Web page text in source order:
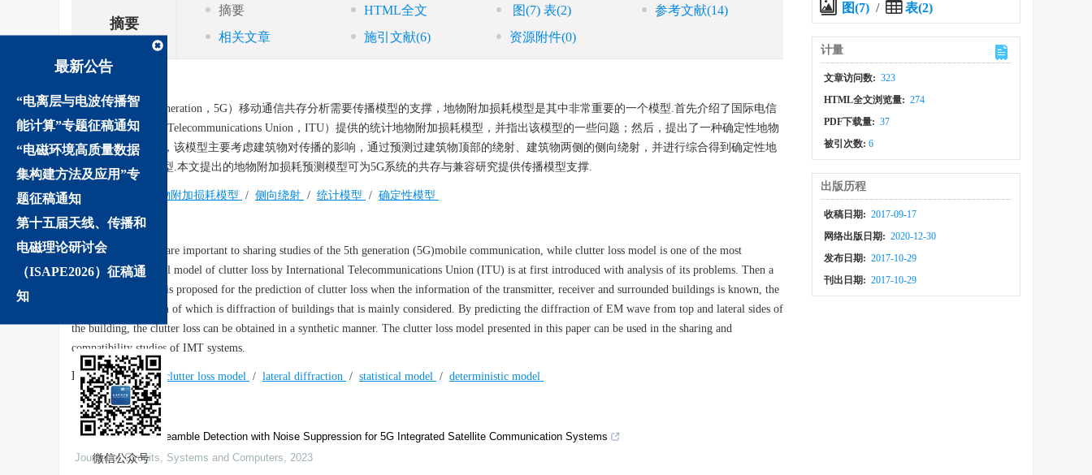
最新公告
“电离层与电波传播智
能计算”专题征稿通知
“电磁环境高质量数据
集构建方法及应用”专
题征稿通知
第十五届天线、传播和
电磁理论研讨会
（ISAPE2026）征稿通
知
微信公众号
摘要
摘要 HTML全文 图(7) 表(2) 参考文献(14)
相关文章
施引文献(6) 资源附件(0)
第五代（the 5th Generation，5G）移动通信共存分析需要传播模型的支撑，地物附加损耗模型是其中非常重要的一个模型.首先介绍了国际电信
联盟（International Telecommunications Union，ITU）提供的统计地物附加损耗模型，并指出该模型的一些问题；然后，提出了一种确定性地物
附加损耗预测模型，该模型主要考虑建筑物对传播的影响，通过预测过建筑物顶部的绕射、建筑物两侧的侧向绕射，并进行综合得到确定性地
物附加损耗预测模型.本文提出的地物附加损耗预测模型可为5G系统的共存与兼容研究提供传播模型支撑.
关键词: 地物附加损耗模型 / 侧向绕射 / 统计模型 / 确定性模型
Abstract:
Propagation models are important to sharing studies of the 5th generation (5G)mobile communication, while clutter loss model is one of the most
significant. Statistical model of clutter loss by International Telecommunications Union (ITU) is at first introduced with analysis of its problems. Then a
deterministic model is proposed for the prediction of clutter loss when the information of the transmitter, receiver and surrounded buildings is known, the
dominant mechanism of which is diffraction of buildings that is mainly considered. By predicting the diffraction of EM wave from top and lateral sides of
the building, the clutter loss can be obtained in a synthetic manner. The clutter loss model presented in this paper can be used in the sharing and
compatibility studies of IMT systems.
Keywords: 5G/ clutter loss model / lateral diffraction / statistical model / deterministic model
We recommend
Random Access Preamble Detection with Noise Suppression for 5G Integrated Satellite Communication Systems
Journal of Circuits, Systems and Computers, 2023
图(7) / 表(2)
计量
文章访问数: 323
HTML全文浏览量: 274
PDF下载量: 37
被引次数:6
出版历程
收稿日期: 2017-09-17
网络出版日期: 2020-12-30
发布日期: 2017-10-29
刊出日期: 2017-10-29